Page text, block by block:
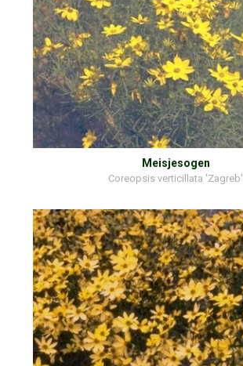
Meisjesogen
Coreopsis verticillata 'Zagreb'